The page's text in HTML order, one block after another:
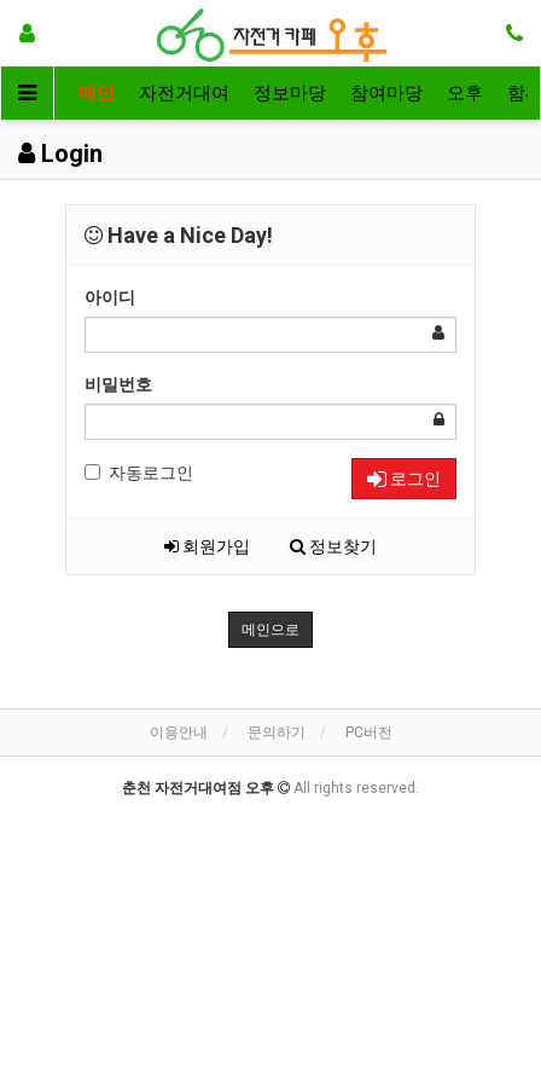
메인 자전거대여 정보마당 참여마당 오후 함
Login
Have a Nice Day!
아이디
비밀번호
자동로그인 로그인
회원가입 정보찾기
메인으로
이용안내 문의하기 PC버전
춘천 자전거대여점 오후 All rights reserved.